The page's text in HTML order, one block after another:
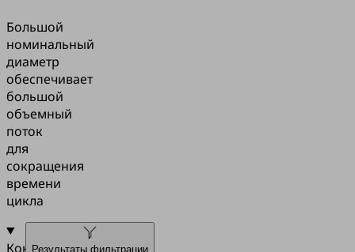
Большой
номинальный
диаметр
обеспечивает
большой
объемный
поток
для
сокращения
времени
цикла
Конструкция
Результаты фильтрации